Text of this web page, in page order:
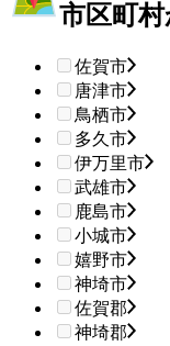
市区町
佐賀市
唐津市
鳥栖市
多久市
伊万里市
武雄市
鹿島市
小城市
嬉野市
神埼市
佐賀郡
神埼郡